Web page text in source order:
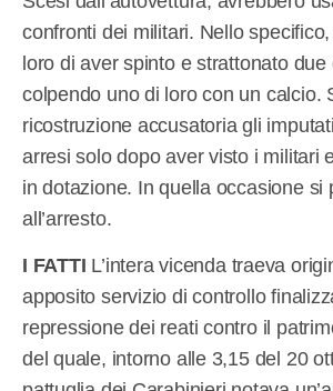
confronti dei militari. Nello
loro di aver spinto e strattonato due
colpendo uno di loro con un calcio.
ricostruzione accusatoria gli
arresi solo dopo aver visto i militari
in dotazione. In quella occasione si
all’arresto.
I FATTI L’intera vicenda traeva
apposito servizio di controllo
repressione dei reati contro il
del quale, intorno alle 3,15 del 20